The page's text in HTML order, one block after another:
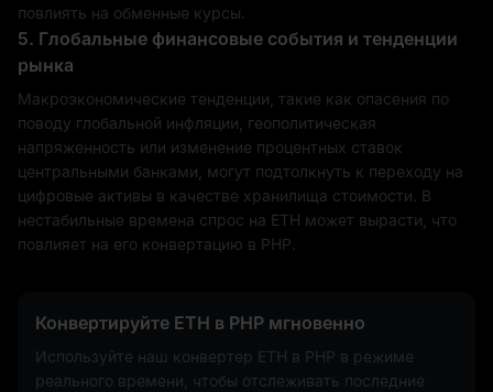
повлиять на обменные курсы.
5. Глобальные финансовые события и тенденции
рынка
Макроэкономические тенденции, такие как опасения по
поводу глобальной инфляции, геополитическая
напряженность или изменение процентных ставок
центральными банками, могут подтолкнуть к переходу на
цифровые активы в качестве хранилища стоимости. В
нестабильные времена спрос на ETH может вырасти, что
повлияет на его конвертацию в PHP.
Конвертируйте ETH в PHP мгновенно
Используйте наш конвертер ETH в PHP в режиме
реального времени, чтобы отслеживать последние